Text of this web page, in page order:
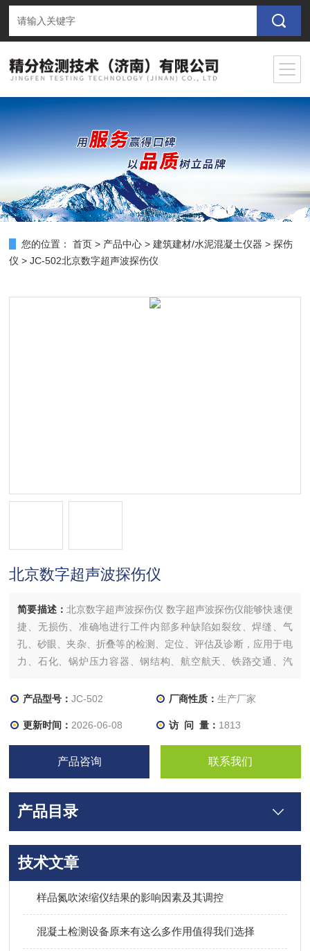
您的位置： 首页 > 产品中心 >建筑建材/水泥混凝土仪器 >探伤
仪 > JC-502北京数字超声波探伤仪
北京数字超声波探伤仪
简要描述： 北京数字超声波探伤仪 数字超声波探伤仪能够快速便
捷、无损伤、准确地进行工件内部多种缺陷如裂纹、焊缝、气
孔、砂眼、夹杂、折叠等的检测、定位、评估及诊断，应用于电
力、石化、锅炉压力容器、钢结构、航空航天、铁路交通、汽
产品型号：JC-502 厂商性质： 生产厂家
更新时间： 2026-06-08 访 问 量： 1813
产品咨询 联系我们
产品目录
技术文章
样品氮吹浓缩仪结果的影响因素及其调控
混凝土检测设备原来有这么多作用值得我们选择